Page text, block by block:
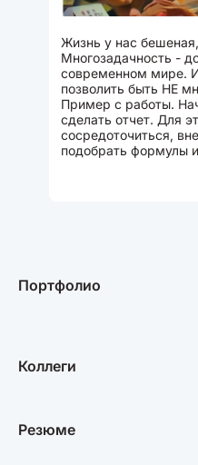
Жизнь у нас
Многозадачность -
современном мире.
позволить быть НЕ
Пример с работы.
сделать отчет. Для
сосредоточиться,
подобрать формулы
Портфолио
Коллеги
Резюме